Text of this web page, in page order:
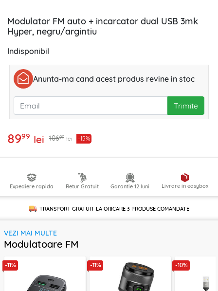
Modulator FM auto + incarcator dual USB 3mk
Hyper, negru/argintiu
Indisponibil
Anunta-ma cand acest produs revine in stoc
Trimite
8999 lei 10699 lei -15%
Expediere rapida Retur Gratuit Garantie 12 luni Livrare in easybox
TRANSPORT GRATUIT LA ORICARE 3 PRODUSECOMANDATE
VEZI MAI MULTE
Modulatoare FM
-11% -11% -10%